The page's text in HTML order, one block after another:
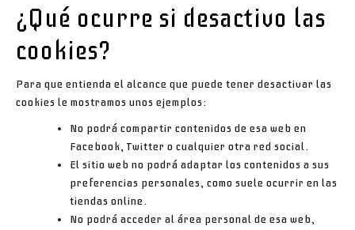
¿Qué ocurre si desactivo las
cookies?
Para que entienda el alcance que puede tener desactivar las
cookies le mostramos unos ejemplos:
No podrá compartir contenidos de esa web en
Facebook, Twitter o cualquier otra red social.
El sitio web no podrá adaptar los contenidos a sus
preferencias personales, como suele ocurrir en las
tiendas online.
No podrá acceder al área personal de esa web,